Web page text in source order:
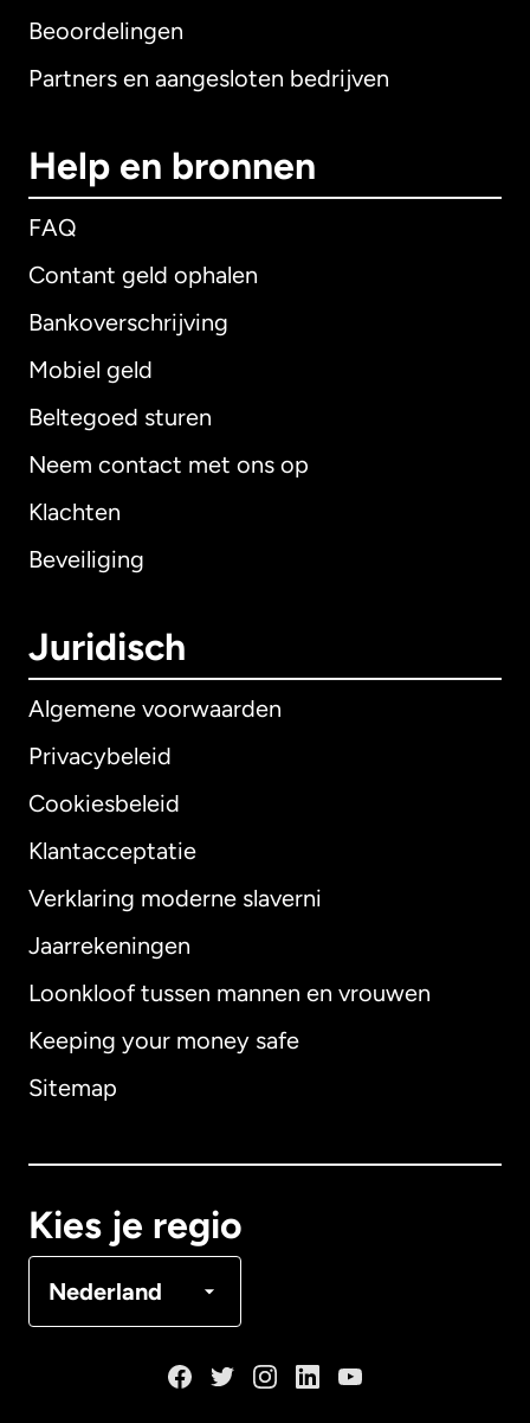
Beoordelingen
Partners en aangesloten bedrijven
Help en bronnen
FAQ
Contant geld ophalen
Bankoverschrijving
Mobiel geld
Beltegoed sturen
Neem contact met ons op
Klachten
Beveiliging
Juridisch
Algemene voorwaarden
Privacybeleid
Cookiesbeleid
Klantacceptatie
Verklaring moderne slaverni
Jaarrekeningen
Loonkloof tussen mannen en vrouwen
Keeping your money safe
Sitemap
Kies je regio
Nederland
Internationaal English
Australië